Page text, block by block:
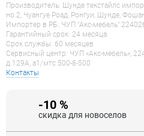
Производитель: Шунде текстайлс
но.2, Чуангуе Роад, Ронгуи, Шунде,
Импортер в РБ: ЧУП "Акс-мебель"
Гарантийный срок: 24 месяца
Срок службы: 60 месяцев
Сервисный центр: ЧУП «Акс-мебель»,
д.129А, a1/мтс 500-8-500
Контакты
-10 %
скидка для новоселов